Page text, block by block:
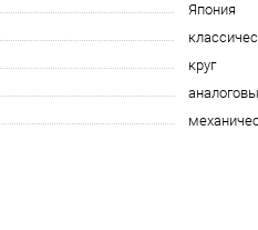
Япония
круг